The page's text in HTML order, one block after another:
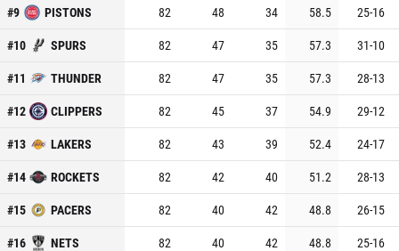
#9 PISTONS 82 48 34 58.5 25-16
#10 SPURS 82 47 35 57.3 31-10
#11 THUNDER 82 47 35 57.3 28-13
#12 CLIPPERS 82 45 37 54.9 29-12
#13 LAKERS 82 43 39 52.4 24-17
#14 ROCKETS 82 42 40 51.2 28-13
#15 PACERS 82 40 42 48.8 26-15
#16 NETS 82 40 42 48.8 25-16